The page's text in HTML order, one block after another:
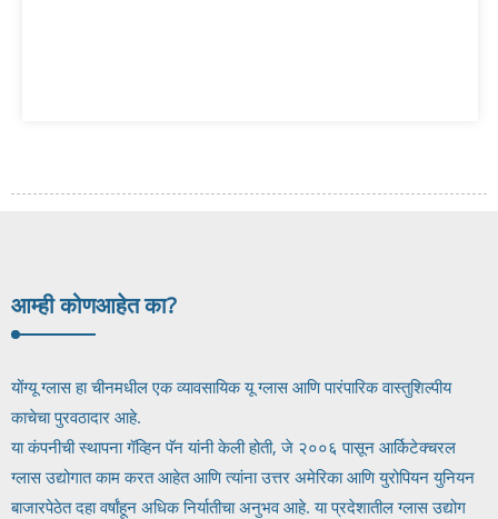
आम्ही कोणआहेत का?
योंग्यू ग्लास हा चीनमधील एक व्यावसायिक यू ग्लास आणि पारंपारिक वास्तुशिल्पीय
काचेचा पुरवठादार आहे.
या कंपनीची स्थापना गॅव्हिन पॅन यांनी केली होती, जे २००६ पासून आर्किटेक्चरल
ग्लास उद्योगात काम करत आहेत आणि त्यांना उत्तर अमेरिका आणि युरोपियन युनियन
बाजारपेठेत दहा वर्षांहून अधिक निर्यातीचा अनुभव आहे. या प्रदेशातील ग्लास उद्योग